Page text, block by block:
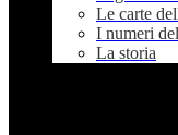
Le carte
I numeri
La storia